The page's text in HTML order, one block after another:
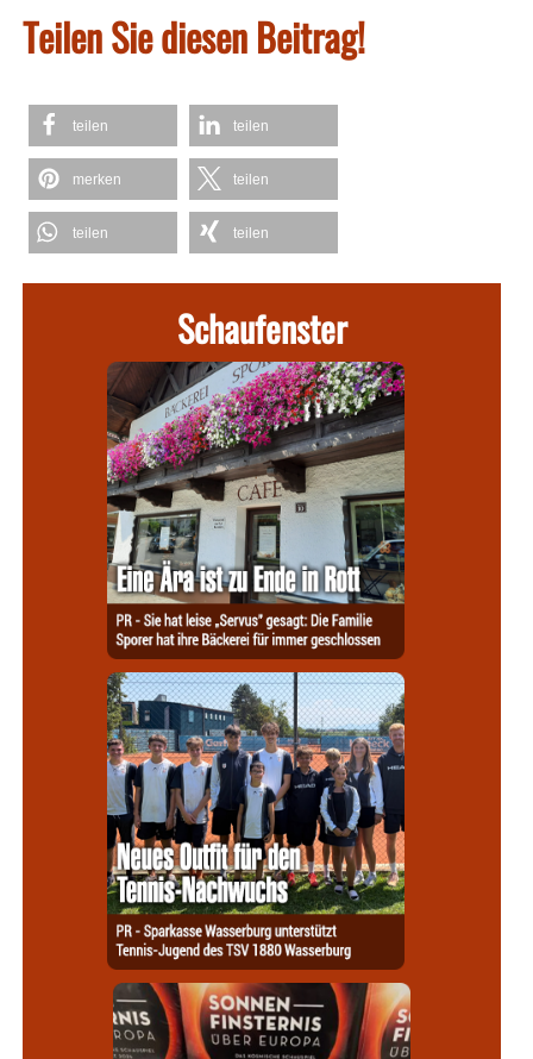
Teilen Sie diesen Beitrag!
teilen teilen
merken teilen
teilen teilen
Schaufenster